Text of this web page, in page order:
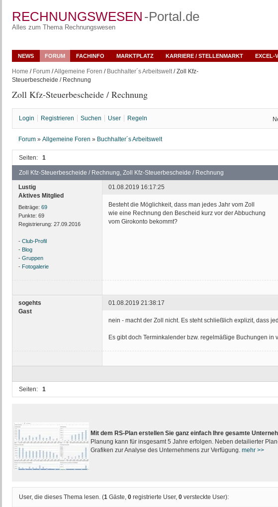
RECHNUNGSWESEN -Portal.de
Alles zum Thema Rechnungswesen
NEWS FORUM FACHINFO MARKTPLATZ KARRIERE / STELLENMARKT EXCEL-
Home / Forum/Allgemeine Foren / Buchhalter´s Arbeitswelt/ Zoll Kfz-
Steuerbescheide / Rechnung
Zoll Kfz-Steuerbescheide / Rechnung
Login Registrieren Suchen User Regeln
Forum » Allgemeine Foren » Buchhalter´s Arbeitswelt
Seiten: 1
Zoll Kfz-Steuerbescheide / Rechnung, Zoll Kfz-Steuerbescheide / Rechnung
Lustig
Aktives Mitglied
Beiträge: 69
Punkte: 69
Registrierung: 27.09.2016
- Club-Profil
- Blog
- Gruppen
- Fotogalerie
01.08.2019 16:17:25
Besteht die Möglichkeit, dass man jedes Jahr vom Zoll
wie eine Rechnung den Bescheid kurz vor der Abbuchung
vom Girokonto bekommt?
sogehts
Gast
01.08.2019 21:38:17
nein - macht der Zoll nicht. Es steht schließlich explizit, dass
Es gibt doch Terminkalender bzw. regelmäßige Buchungen in
Seiten: 1
Mit dem RS-Plan erstellen Sie ganz einfach Ihre gesamte
Planung kann für insgesamt 5 Jahre erfolgen. Neben detailierter
Grafiken zur Analyse des Unternehmens zur Verfügung. mehr >>
User, die dieses Thema lesen. (1 Gäste, 0registrierte User, 0versteckte User):